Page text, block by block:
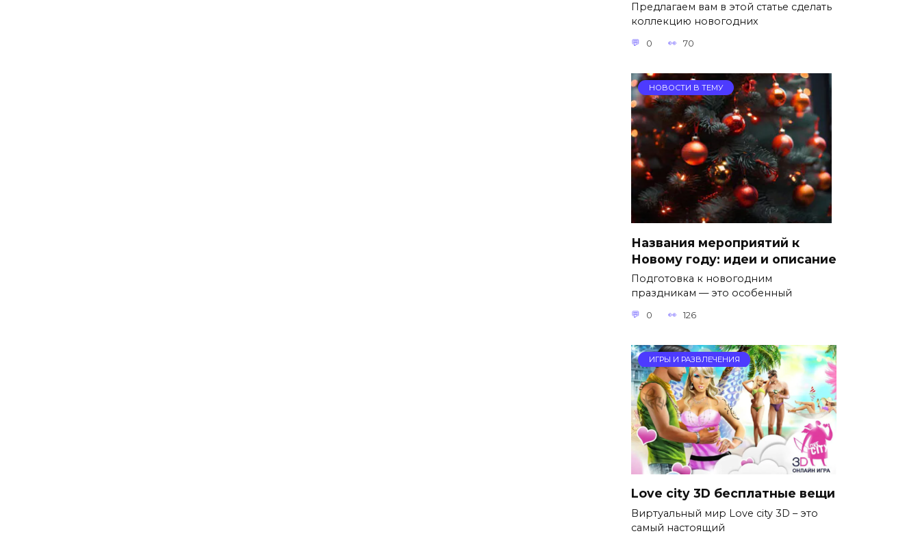
Предлагаем вам в этой статье сделать
коллекцию новогодних
0 70
НОВОСТИ В ТЕМУ
Названия мероприятий к
Новому году: идеи и описание
Подготовка к новогодним
праздникам — это особенный
0 126
ИГРЫ И РАЗВЛЕЧЕНИЯ
Love city 3D бесплатные вещи
Виртуальный мир Love city 3D – это
самый настоящий